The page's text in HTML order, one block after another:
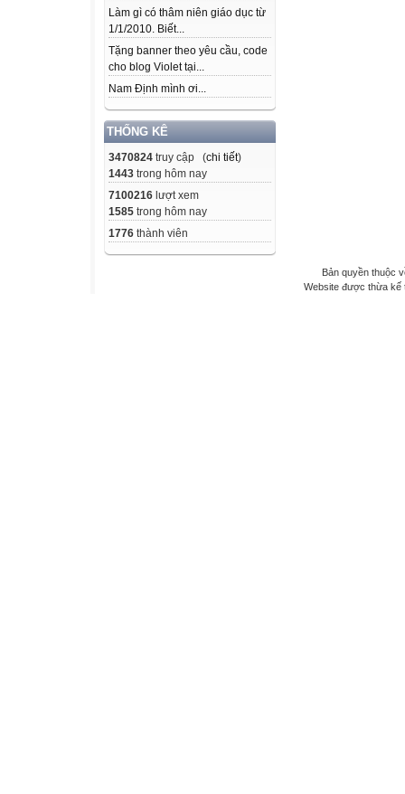
Làm gì có thâm niên giáo dục từ
1/1/2010. Biết...
Tặng banner theo yêu cầu, code
cho blog Violet tại...
Nam Định mình ơi...
THỐNG KÊ
3470824 truy cập (chi tiết)
1443 trong hôm nay
7100216 lượt xem
1585 trong hôm nay
1776 thành viên
Bản quyền thuộc
Website được thừa